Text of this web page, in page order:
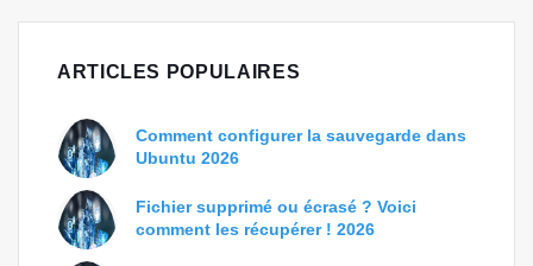
ARTICLES POPULAIRES
Comment configurer la sauvegarde dans
Ubuntu 2026
Fichier supprimé ou écrasé ? Voici
comment les récupérer ! 2026